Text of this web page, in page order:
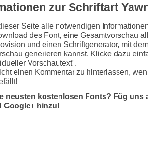
zur Schriftart
Seite alle notwendigen
des Font, eine Gesamtvorschau
und einen Schriftgenerator, mit
generieren kannst. Klicke dazu
Vorschautext".
einen Kommentar zu hinterlassen,
neusten kostenlosen Fonts? Füg uns
Google+ hinzu!